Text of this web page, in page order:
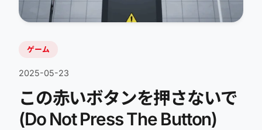
ゲーム
2025-05-23
この赤いボタンを押さないで
(Do Not Press The Button)